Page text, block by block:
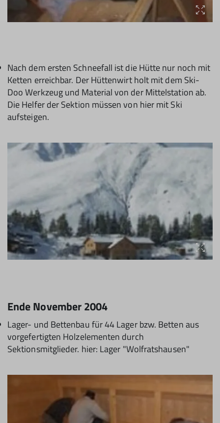
Nach dem ersten Schneefall ist die Hütte nur noch mit
Ketten erreichbar. Der Hüttenwirt holt mit dem Ski-
Doo Werkzeug und Material von der Mittelstation ab.
Die Helfer der Sektion müssen von hier mit Ski
aufsteigen.
Ende November 2004
Lager- und Bettenbau für 44 Lager bzw. Betten aus
vorgefertigten Holzelementen durch
Sektionsmitglieder. hier: Lager "Wolfratshausen"